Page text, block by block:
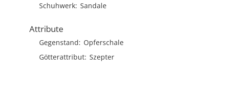
Schuhwerk Sandale
Attribute
Gegenstand
Opferschale
Götterattribut Szepter